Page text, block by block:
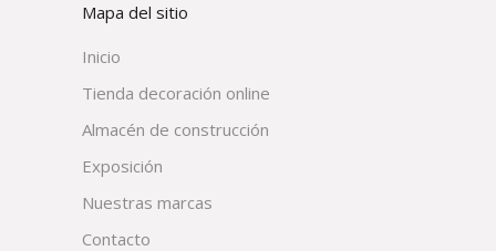
Mapa del sitio
Inicio
Tienda decoración online
Almacén de construcción
Exposición
Nuestras marcas
Contacto